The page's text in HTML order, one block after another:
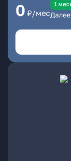
0 ₽/мес
1
Далее